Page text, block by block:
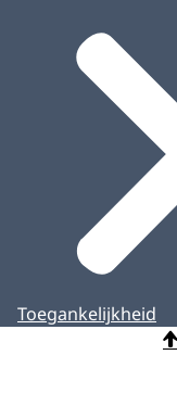
Toegankelijkheid